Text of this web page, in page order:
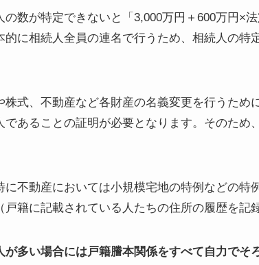
の数が特定できないと「3,000万円＋600万円×
的に相続人全員の連名で行うため、相続人の
株式、不動産など各財産の名義変更を行うた
であることの証明が必要となります。そのた
に不動産においては小規模宅地の特例などの
戸籍に記載されている人たちの住所の履歴を
が多い場合には戸籍謄本関係をすべて自力で